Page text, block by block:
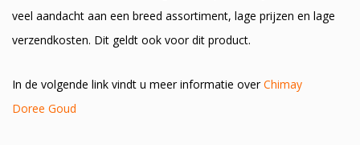
veel aandacht aan een breed assortiment, lage prijzen en lage
verzendkosten. Dit geldt ook voor dit product.
In de volgende link vindt u meer informatie overChimay
Doree Goud